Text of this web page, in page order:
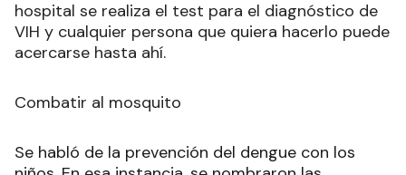
hospital se realiza el test para el diagnóstico de
VIH y cualquier persona que quiera hacerlo puede
acercarse hasta ahí.
Combatir al mosquito
Se habló de la prevención del dengue con los